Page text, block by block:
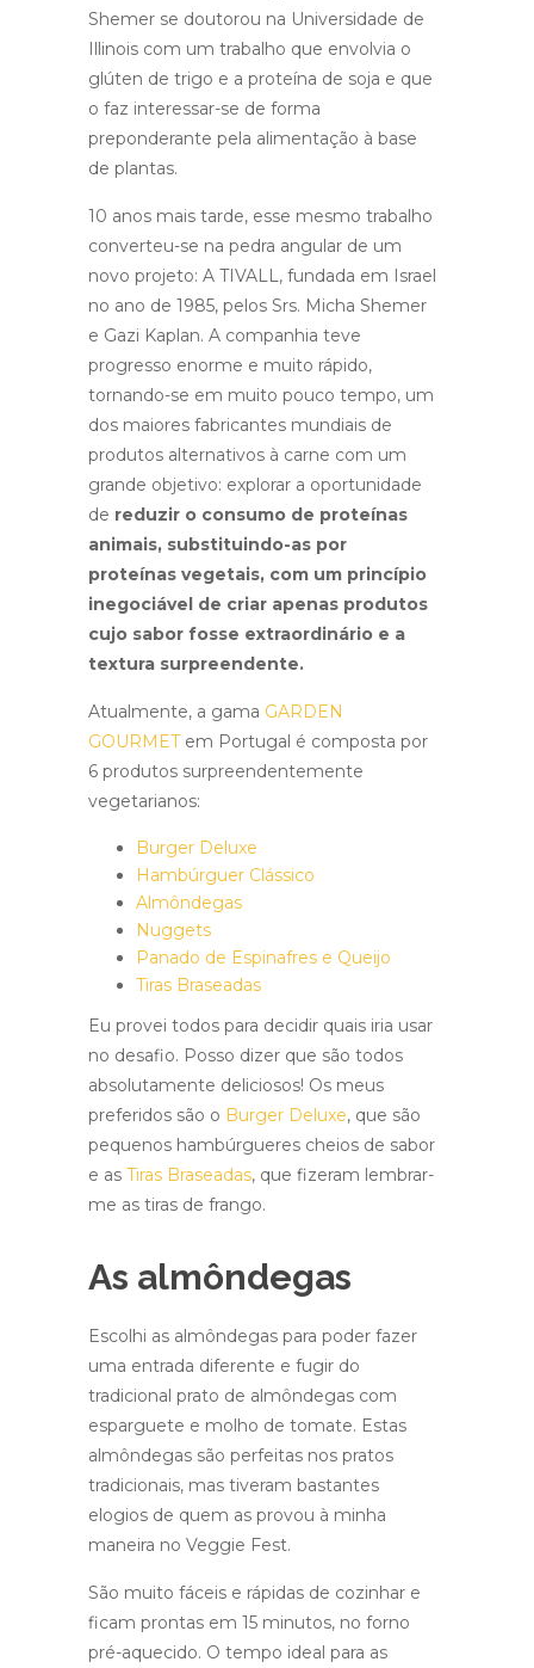
Shemer se doutorou na Universidade de
Illinois com um trabalho que envolvia o
glúten de trigo e a proteína de soja e que
o faz interessar-se de forma
preponderante pela alimentação à base
de plantas.
10 anos mais tarde, esse mesmo trabalho
converteu-se na pedra angular de um
novo projeto: A TIVALL, fundada em Israel
no ano de 1985, pelos Srs. Micha Shemer
e Gazi Kaplan. A companhia teve
progresso enorme e muito rápido,
tornando-se em muito pouco tempo, um
dos maiores fabricantes mundiais de
produtos alternativos à carne com um
grande objetivo: explorar a oportunidade
de reduzir o consumo de proteínas
animais, substituindo-as por
proteínas vegetais, com um princípio
inegociável de criar apenas produtos
cujo sabor fosse extraordinário e a
textura surpreendente.
Atualmente, a gama GARDEN
GOURMETem Portugal é composta por
6 produtos surpreendentemente
vegetarianos:
Burger Deluxe
Hambúrguer Clássico
Almôndegas
Nuggets
Panado de Espinafres e Queijo
Tiras Braseadas
Eu provei todos para decidir quais iria usar
no desafio. Posso dizer que são todos
absolutamente deliciosos! Os meus
preferidos são o Burger Deluxe, que são
pequenos hambúrgueres cheios de sabor
e as Tiras Braseadas, que fizeram lembrar-
me as tiras de frango.
As almôndegas
Escolhi as almôndegas para poder fazer
uma entrada diferente e fugir do
tradicional prato de almôndegas com
esparguete e molho de tomate. Estas
almôndegas são perfeitas nos pratos
tradicionais, mas tiveram bastantes
elogios de quem as provou à minha
maneira no Veggie Fest.
São muito fáceis e rápidas de cozinhar e
ficam prontas em 15 minutos, no forno
pré-aquecido. O tempo ideal para as